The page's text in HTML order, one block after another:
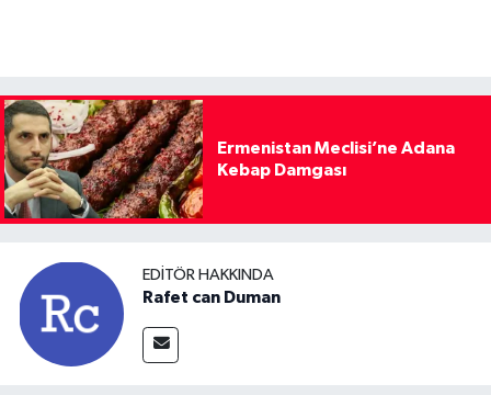
Ermenistan Meclisi’ne Adana
Kebap Damgası
EDITÖR HAKKINDA
Rafet can Duman